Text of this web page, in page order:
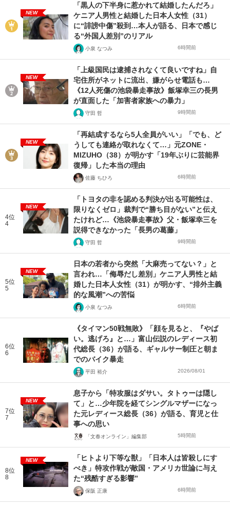
NEW
「黒人の下半身に惹かれて結婚したんだろ」
ケニア人男性と結婚した日本人女性（31）
に“誹謗中傷”殺到…本人が語る、日本で感じ
る“外国人差別”のリアル
小泉 なつみ 6時間前
NEW
「上級国民は逮捕されなくて良いですね」自
宅住所がネットに流出、嫌がらせ電話も…
《12人死傷の池袋暴走事故》飯塚幸三の長男
が直面した「加害者家族への暴力」
守田 哲 9時間前
NEW
「再結成するなら5人全員がいい」「でも、ど
うしても連絡が取れなくて…」元ZONE・
MIZUHO（38）が明かす「19年ぶりに芸能界
復帰」した本当の理由
佐藤 ちひろ 6時間前
4位
4
NEW
「トヨタの非を認める判決が出る可能性は、
限りなくゼロ」裁判で“勝ち目がない”と伝え
たけれど…《池袋暴走事故》父・飯塚幸三を
説得できなかった「長男の葛藤」
守田 哲 9時間前
5位
5
NEW
日本の若者から突然「大麻売ってない？」と
言われ…「侮辱だし差別」ケニア人男性と結
婚した日本人女性（31）が明かす、“排外主義
的な風潮”への苦悩
小泉 なつみ 6時間前
6位
6
《タイマン50戦無敗》「顔を見ると、『やば
い。逃げろ』と…」富山伝説のレディース初
代総長（36）が語る、ギャルサー制圧と朝ま
でのバイク暴走
平田 裕介 2026/08/01
7位
7
NEW
息子から「特攻服はダサい。タトゥーは隠し
て」と…少年院を経てシングルマザーになっ
た元レディース総長（36）が語る、育児と仕
事への思い
「文春オンライン」編集部 5時間前
8位
8
NEW
「ヒトより下等な獣」「日本人は皆殺しにす
べき」特攻作戦が敵国・アメリカ世論に与え
た“残酷すぎる影響”
保阪 正康 6時間前